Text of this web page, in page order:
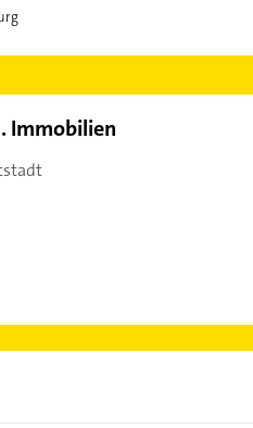
Immobilien